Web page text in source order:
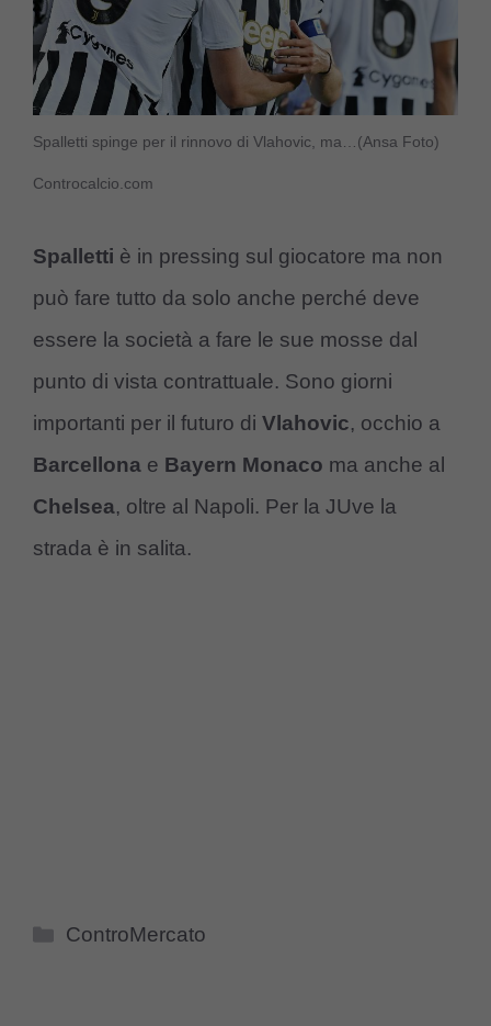
Spalletti spinge per il rinnovo di Vlahovic, ma…(Ansa Foto)
Controcalcio.com
Spalletti è in pressing sul giocatore ma non
può fare tutto da solo anche perché deve
essere la società a fare le sue mosse dal
punto di vista contrattuale. Sono giorni
importanti per il futuro di Vlahovic, occhio a
Barcellona e Bayern Monaco ma anche al
Chelsea, oltre al Napoli. Per la JUve la
strada è in salita.
Categorie
ControMercato